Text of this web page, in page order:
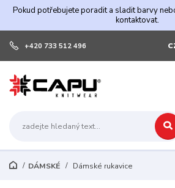
Pokud potřebujete poradit a sladit barvy
kontaktovat.
+420 733 512 496
DÁMSKÉ Dámské rukavice